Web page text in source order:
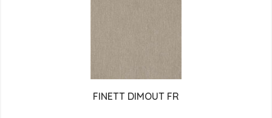
FINETT DIMOUT FR